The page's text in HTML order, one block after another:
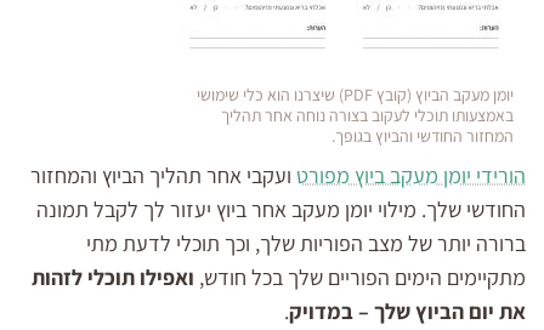
יומן מעקב הביוץ (קובץ PDF) שיצרנו הוא כלי שימושי
באמצעותו תוכלי לעקוב בצורה נוחה אחר תהליך
המחזור החודשי והביוץ בגופך.
הורידי יומן מעקב ביוץ מפורט ועקבי אחר תהליך הביוץ והמחזור
החודשי שלך. מילוי יומן מעקב אחר ביוץ יעזור לך לקבל תמונה
ברורה יותר של מצב הפוריות שלך, וכך תוכלי לדעת מתי
מתקיימים הימים הפוריים שלך בכל חודש, ואפילו תוכלי לזהות
את יום הביוץ שלך – במדויק.